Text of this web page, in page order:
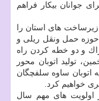
جوانان بیكار فراهم
های استان را
حوزه حمل ونقل ریلی و
و دو خطه كردن راه
تولید اتوبان محور
اتوبان ساوه سلفچگان
خواهیم كرد.
اولویت های مهم سال